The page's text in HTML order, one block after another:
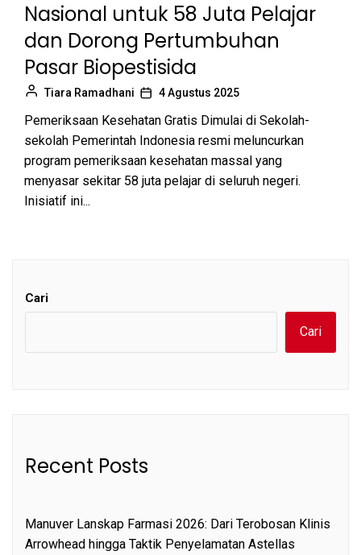
Nasional untuk 58 Juta Pelajar
dan Dorong Pertumbuhan
Pasar Biopestisida
Tiara Ramadhani 4 Agustus 2025
Pemeriksaan Kesehatan Gratis Dimulai di Sekolah-
sekolah Pemerintah Indonesia resmi meluncurkan
program pemeriksaan kesehatan massal yang
menyasar sekitar 58 juta pelajar di seluruh negeri.
Inisiatif ini...
Cari
Cari
Recent Posts
Manuver Lanskap Farmasi 2026: Dari Terobosan Klinis
Arrowhead hingga Taktik Penyelamatan Astellas